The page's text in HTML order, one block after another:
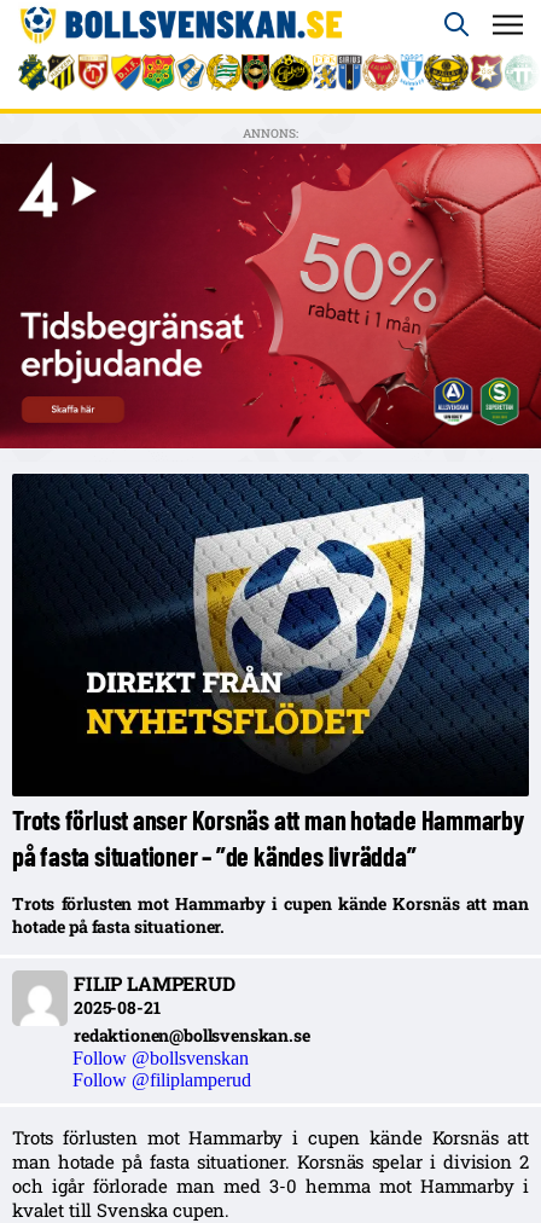
ANNONS:
Trots förlust anser Korsnäs att man hotade Hammarby
på fasta situationer – ”de kändes livrädda”
Trots förlusten mot Hammarby i cupen kände Korsnäs att man
hotade på fasta situationer.
FILIP LAMPERUD
2025-08-21
redaktionen@bollsvenskan.se
Follow @bollsvenskan
Follow @filiplamperud
Trots förlusten mot Hammarby i cupen kände Korsnäs att
man hotade på fasta situationer. Korsnäs spelar i division 2
och igår förlorade man med 3-0 hemma mot Hammarby i
kvalet till Svenska cupen.